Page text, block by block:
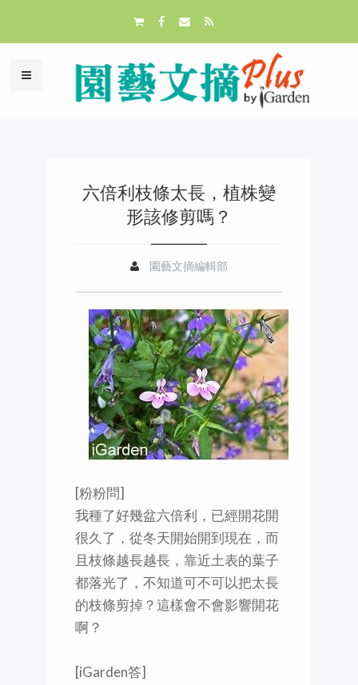
六倍利枝條太長，植株變
形該修剪嗎？
園藝文摘編輯部
[粉粉問]
我種了好幾盆六倍利，已經開花開
很久了，從冬天開始開到現在，而
且枝條越長越長，靠近土表的葉子
都落光了，不知道可不可以把太長
的枝條剪掉？這樣會不會影響開花
啊？
[iGarden答]